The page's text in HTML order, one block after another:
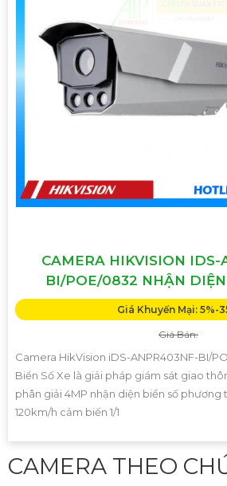
CAMERA HIKVISION IDS-
BI/POE/0832 NHẬN DIỆN
Giá Khuyến Mại: 5%-
Giá Bán:
Camera HikVision iDS-ANPR403NF-BI/
Biển Số Xe là giải pháp giám sát giao
phân giải 4MP nhận diện biển số phương
120km/h cảm biến 1/1
CAMERA THEO